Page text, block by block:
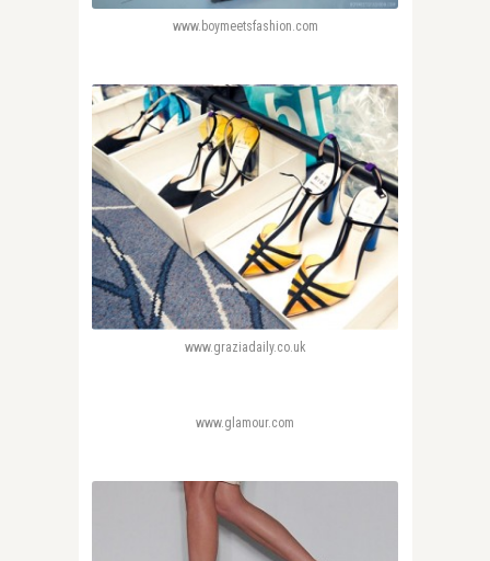
www.boymeetsfashion.com
www.graziadaily.co.uk
www.glamour.com